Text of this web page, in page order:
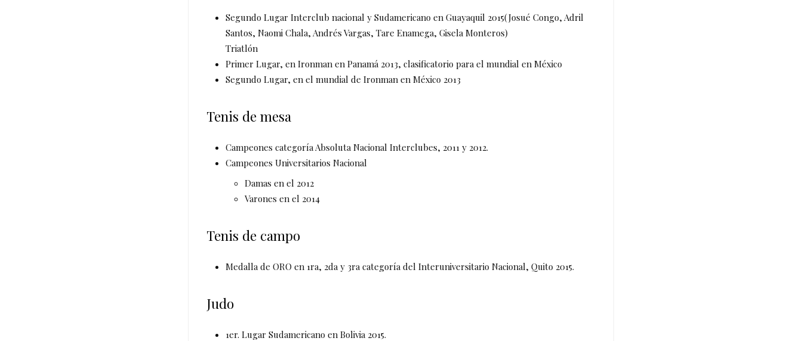
Segundo Lugar Interclub nacional y Sudamericano en Guayaquil 2015(Josué Congo, Adril
Santos, Naomi Chala, Andrés Vargas, Tare Enamega, Gisela Monteros)
Triatlón
Primer Lugar, en Ironman en Panamá 2013, clasificatorio para el mundial en México
Segundo Lugar, en el mundial de Ironman en México 2013
Tenis de mesa
Campeones categoría Absoluta Nacional Interclubes, 2011 y 2012.
Campeones Universitarios Nacional
Damas en el 2012
Varones en el 2014
Tenis de campo
Medalla de ORO en 1ra, 2da y 3ra categoría del Interuniversitario Nacional, Quito 2015.
Judo
1er. Lugar Sudamericano en Bolivia 2015.